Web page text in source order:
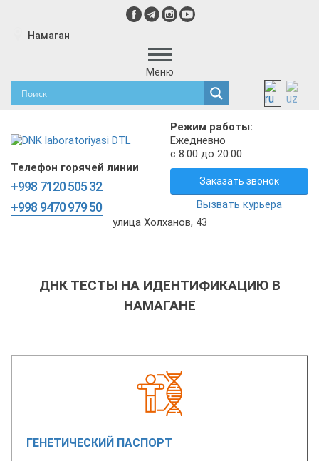
Намаган
Меню
Режим работы:
Ежедневно
с 8:00 до 20:00
Телефон горячей линии
+998 7120 505 32
+998 9470 979 50
Заказать звонок
Вызвать курьера
улица Холханов, 43
ДНК ТЕСТЫ НА ИДЕНТИФИКАЦИЮ В
НАМАГАНЕ
ГЕНЕТИЧЕСКИЙ ПАСПОРТ